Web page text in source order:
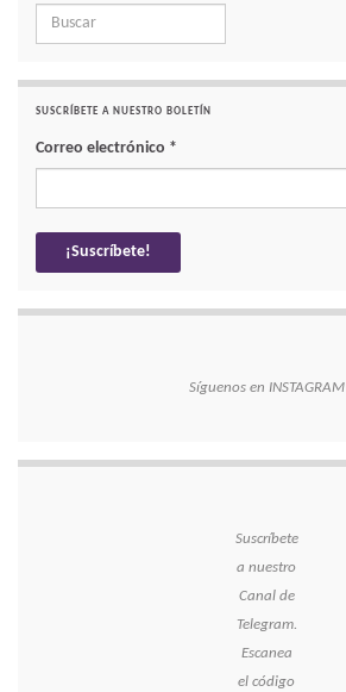
Search for:
SUSCRÍBETE A NUESTRO BOLETÍN
Correo electrónico *
Síguenos en INSTAGRAM
Suscríbete
a nuestro
Canal de
Telegram.
Escanea
el código